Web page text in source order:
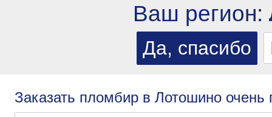
Ваш регион:
Заказать пломбир в Лотошино очень